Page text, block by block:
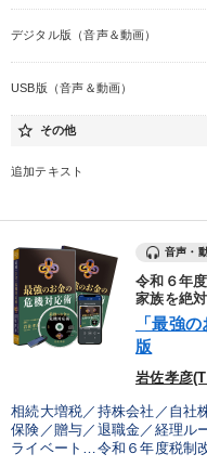
デジタル版（音声＆動画）
USB版（音声＆動画）
star_border その他
追加テキスト
音声・
令和６年
家族を絶
「最強
版
岩佐孝彦
相続大増税／持株会社／自社
保険／贈与／退職金／経理ル
ライベート…令和６年度税制